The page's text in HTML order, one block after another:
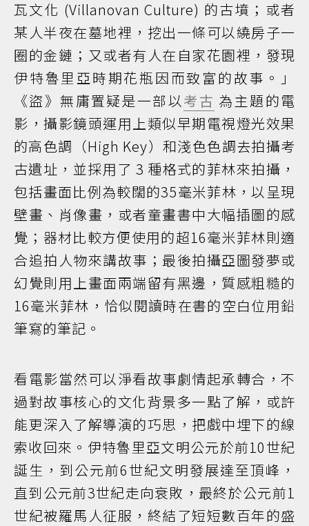
瓦文化 (Villanovan Culture) 的古墳；或者
某人半夜在墓地裡，挖出一條可以繞房子一
圈的金鏈；又或者有人在自家花園裡，發現
伊特魯里亞時期花瓶因而致富的故事。」
《盜》無庸置疑是一部以考古 為主題的電
影，攝影鏡頭運用上類似早期電視燈光效果
的高色調（High Key）和淺色色調去拍攝考
古遺址，並採用了 3 種格式的菲林來拍攝，
包括畫面比例為較闊的35毫米菲林，以呈現
壁畫、肖像畫，或者童畫書中大幅插圖的感
覺；器材比較方便使用的超16毫米菲林則適
合追拍人物來講故事；最後拍攝亞圖發夢或
幻覺則用上畫面兩端留有黑邊，質感粗糙的
16毫米菲林，恰似閱讀時在書的空白位用鉛
筆寫的筆記。
看電影當然可以淨看故事劇情起承轉合，不
過對故事核心的文化背景多一點了解，或許
能更深入了解導演的巧思，把戲中埋下的線
索收回來。伊特魯里亞文明公元於前10世紀
誕生，到公元前6世紀文明發展達至頂峰，
直到公元前3世紀走向衰敗，最終於公元前1
世紀被羅馬人征服，終結了短短數百年的盛